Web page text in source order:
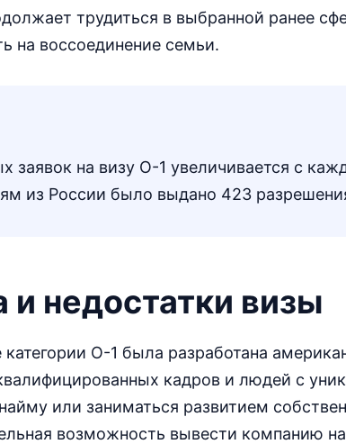
трудиться в выбранной ранее
на воссоединение семьи.
заявок на визу О-1 увеличивается с
из России было выдано 423
недостатки визы
О-1 была разработана
кадров и людей с
или заниматься развитием
возможность вывести компанию